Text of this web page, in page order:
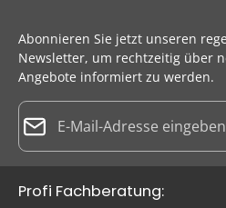
Abonnieren Sie jetzt unseren
Newsletter, um rechtzeitig über
Angebote informiert zu werden.
E-Mail-Adresse*
Datenschutz
Ich habe die
Die mit einem Stern (*)
Profi Fachberatung: